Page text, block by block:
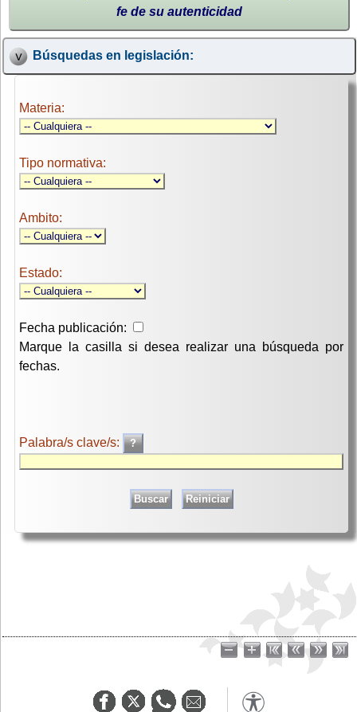
fe de su autenticidad
Búsquedas en legislación:
Materia:
Tipo normativa:
Ambito:
Estado:
Fecha publicación:
Marque la casilla si desea realizar una búsqueda por
fechas.
Palabra/s clave/s: